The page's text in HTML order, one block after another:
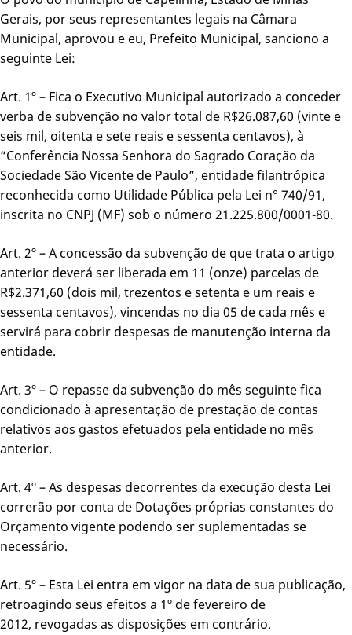
Gerais, por seus representantes legais na Câmara
Municipal, aprovou e eu, Prefeito Municipal, sanciono a
seguinte Lei:
Art. 1º – Fica o Executivo Municipal autorizado a conceder
verba de subvenção no valor total de R$26.087,60 (vinte e
seis mil, oitenta e sete reais e sessenta centavos), à
“Conferência Nossa Senhora do Sagrado Coração da
Sociedade São Vicente de Paulo”, entidade filantrópica
reconhecida como Utilidade Pública pela Lei n° 740/91,
inscrita no CNPJ (MF) sob o número 21.225.800/0001-80.
Art. 2º – A concessão da subvenção de que trata o artigo
anterior deverá ser liberada em 11 (onze) parcelas de
R$2.371,60 (dois mil, trezentos e setenta e um reais e
sessenta centavos), vincendas no dia 05 de cada mês e
servirá para cobrir despesas de manutenção interna da
entidade.
Art. 3º – O repasse da subvenção do mês seguinte fica
condicionado à apresentação de prestação de contas
relativos aos gastos efetuados pela entidade no mês
anterior.
Art. 4º – As despesas decorrentes da execução desta Lei
correrão por conta de Dotações próprias constantes do
Orçamento vigente podendo ser suplementadas se
necessário.
Art. 5º – Esta Lei entra em vigor na data de sua publicação,
retroagindo seus efeitos a 1º de fevereiro de
2012, revogadas as disposições em contrário.